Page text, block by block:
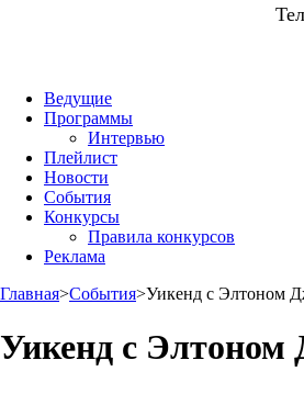
Ведущие
Программы
Интервью
Плейлист
Новости
События
Конкурсы
Правила конкурсов
Реклама
Главная>События>Уикенд с Элтоном
Уикенд с Элтоном